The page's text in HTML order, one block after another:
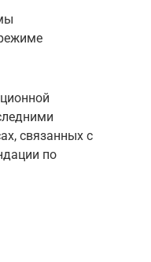
связанных с
по